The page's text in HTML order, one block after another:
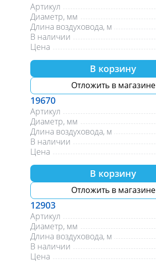
Артикул
Диаметр, мм
Длина воздуховода, м
В наличии
Цена
В корзину
Отложить в магазине
19670
Артикул
Диаметр, мм
Длина воздуховода, м
В наличии
Цена
В корзину
Отложить в магазине
12903
Артикул
Диаметр, мм
Длина воздуховода, м
В наличии
Цена